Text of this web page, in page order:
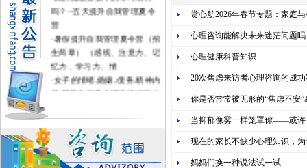
吗？--五天提升自我管理夏令
营
暑假提升自我管理夏令营（招
生简章） （感统、注意力、记
忆力、学习力、情
女子的情绪.婚姻..债务.精神内
耗.噩梦在深度心理咨询催眠中
家长好好做心理咨询，孩子才
正常上学了
赏心舫2026年春节专题：家庭
心理咨询能解决未来迷茫问题
心理健康科普知识
20次焦虑来访者心理咨询的成
你是否常常被无形的“焦虑不安”
当抑郁像雾一样笼罩你——或许
现在的家长不缺少心理知识，
妈妈们换一种说法试一试